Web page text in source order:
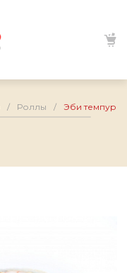
/ Роллы / Эби темпура